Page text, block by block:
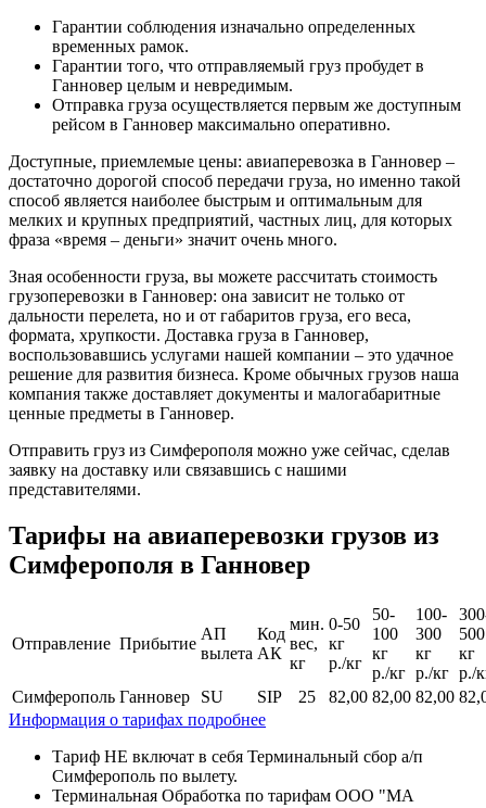
Гарантии соблюдения изначально определенных
временных рамок.
Гарантии того, что отправляемый груз пробудет в
Ганновер целым и невредимым.
Отправка груза осуществляется первым же доступным
рейсом в Ганновер максимально оперативно.
Доступные, приемлемые цены: авиаперевозка в Ганновер –
достаточно дорогой способ передачи груза, но именно такой
способ является наиболее быстрым и оптимальным для
мелких и крупных предприятий, частных лиц, для которых
фраза «время – деньги» значит очень много.
Зная особенности груза, вы можете рассчитать стоимость
грузоперевозки в Ганновер: она зависит не только от
дальности перелета, но и от габаритов груза, его веса,
формата, хрупкости. Доставка груза в Ганновер,
воспользовавшись услугами нашей компании – это удачное
решение для развития бизнеса. Кроме обычных грузов наша
компания также доставляет документы и малогабаритные
ценные предметы в Ганновер.
Отправить груз из Симферополя можно уже сейчас, сделав
заявку на доставку или связавшись с нашими
представителями.
Тарифы на авиаперевозки грузов из
Симферополя в Ганновер
Отправление Прибытие
АП
вылета
Код
АК
мин.
вес,
кг
0-50
кг
р./кг
50-
100
кг
р./кг
100-
300
кг
р./кг
500
кг
р./
Симферополь Ганновер SU SIP 25 82,00 82,00 82,00
Информация о тарифах подробнее
Тариф НЕ включат в себя Терминальный сбор а/п
Симферополь по вылету.
Терминальная Обработка по тарифам ООО "МА